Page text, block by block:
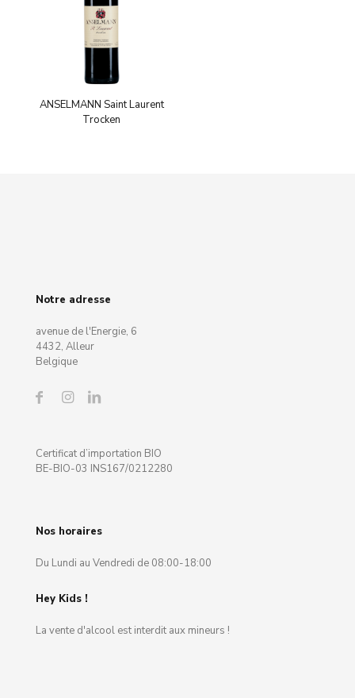
ANSELMANN Saint Laurent
Trocken
Notre adresse
avenue de l'Energie, 6
4432, Alleur
Belgique
Certificat d’importation BIO
BE-BIO-03 INS167/0212280
Nos horaires
Du Lundi au Vendredi de 08:00-18:00
Hey Kids !
La vente d'alcool est interdit aux mineurs !